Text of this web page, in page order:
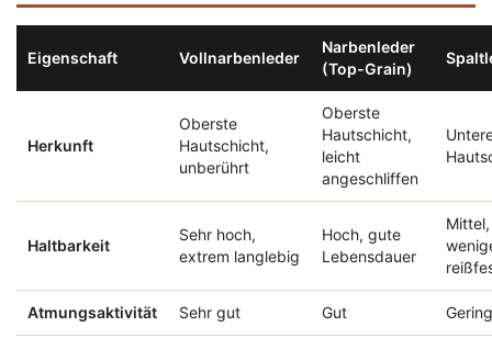
Eigenschaft Vollnarbenleder
Narbenleder
(Top-Grain)
Herkunft
Oberste
Hautschicht,
unberührt
Oberste
Hautschicht,
leicht
angeschliffen
Haltbarkeit
Sehr hoch,
extrem langlebig
Hoch, gute
Lebensdauer
Mittel,
Atmungsaktivität Sehr gut Gut Gering